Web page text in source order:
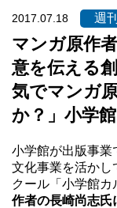
週
2017.07.18
マンガ原作
意を伝える
気でマンガ
か？」小学
小学館が出版事業
文化事業を活かし
クール 「小学館
作者の長崎尚志氏